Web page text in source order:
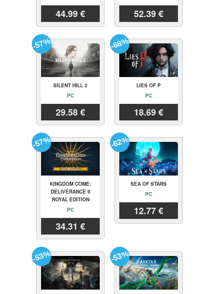
44.99 € 52.39 €
SILENT HILL 2
PC
29.58 €
-57%
LIES OF P
PC
18.69 €
-68%
KINGDOM COME:
DELIVERANCE II
ROYAL EDITION
PC
34.31 €
-57%
SEA OF STARS
PC
12.77 €
-62%
-53% -53%